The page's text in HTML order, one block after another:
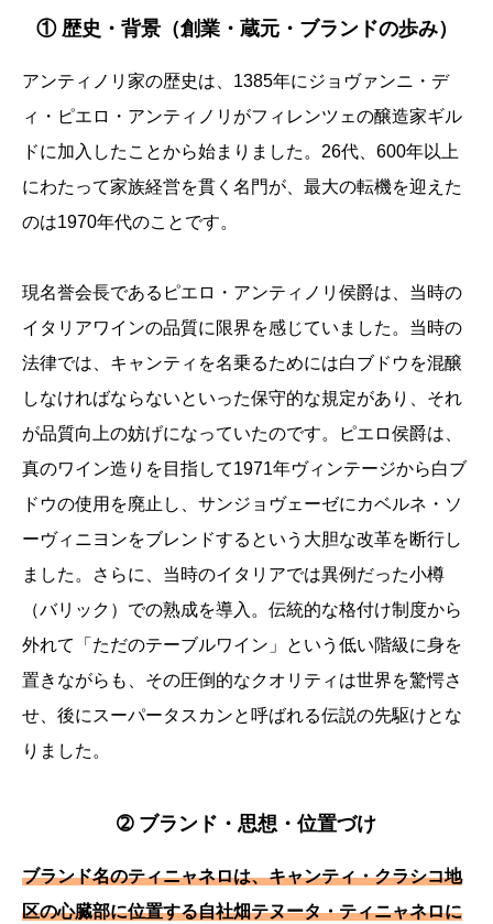
① 歴史・背景（創業・蔵元・ブランドの歩み）
アンティノリ家の歴史は、1385年にジョヴァンニ・デ
ィ・ピエロ・アンティノリがフィレンツェの醸造家ギル
ドに加入したことから始まりました。26代、600年以上
にわたって家族経営を貫く名門が、最大の転機を迎えた
のは1970年代のことです。
現名誉会長であるピエロ・アンティノリ侯爵は、当時の
イタリアワインの品質に限界を感じていました。当時の
法律では、キャンティを名乗るためには白ブドウを混醸
しなければならないといった保守的な規定があり、それ
が品質向上の妨げになっていたのです。ピエロ侯爵は、
真のワイン造りを目指して1971年ヴィンテージから白ブ
ドウの使用を廃止し、サンジョヴェーゼにカベルネ・ソ
ーヴィニヨンをブレンドするという大胆な改革を断行し
ました。さらに、当時のイタリアでは異例だった小樽
（バリック）での熟成を導入。伝統的な格付け制度から
外れて「ただのテーブルワイン」という低い階級に身を
置きながらも、その圧倒的なクオリティは世界を驚愕さ
せ、後にスーパータスカンと呼ばれる伝説の先駆けとな
りました。
➁ ブランド・思想・位置づけ
ブランド名のティニャネロは、キャンティ・クラシコ地
区の心臓部に位置する自社畑テヌータ・ティニャネロに